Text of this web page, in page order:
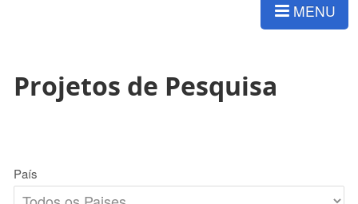
MENU
Projetos de Pesquisa
País